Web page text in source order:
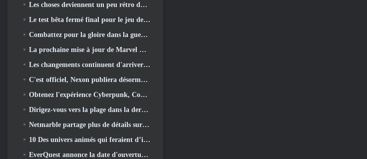
Les choses deviennent un peu rétro dans la saison des finales 11 Mise à jour
Le test bêta fermé final pour le jeu de tir F2P de Nexon Sudden Attack Zero Point a débuté aujourd'hui
Combattez pour la gloire dans la guerre des serveurs de Lineage II
La prochaine mise à jour de Marvel Rivals amène le combat contre les dieux
Les changements continuent d'arriver dans RuneScape. Cette fois, c'est le logement des joueurs
C'est officiel, Nexon publiera désormais Overwatch en Corée du Sud
Obtenez l'expérience Cyberpunk, Complet avec la cyberpsychose, Dans le prochain événement crossover d’Apex Legends
Dirigez-vous vers la plage dans la dernière mise à jour de Palia
Netmarble partage plus de détails sur le prochain jeu de mise à niveau solo, Mise à niveau en solo: KARMA à l’Anime Expo
10 Des univers animés qui feraient d’incroyables MMO
EverQuest annonce la date d'ouverture du deuxième 2026 Serveur d'extension temporisé